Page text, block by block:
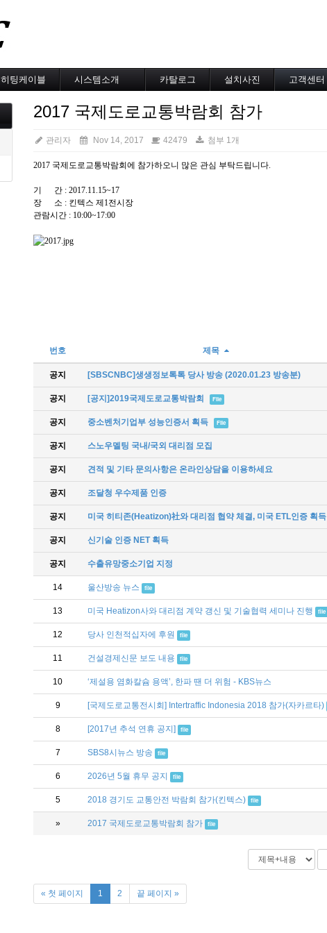
히팅케이블
스노우멜팅
지붕융설
시스템소개
지붕융설시스템
동파방지
산업용히터
카탈로그 설치사진 고객센터
2017 국제도로교통박람회 참가
관리자 Nov 14, 2017 42479 첨부 1개
2017 국제도로교통박람회에 참가하오니 많은 관심 부탁드립니다.
기 간 : 2017.11.15~17
장 소 : 킨텍스 제1전시장
관람시간 : 10:00~17:00
번호 제목
공지 [SBSCNBC]생생정보톡톡 당사 방송 (2020.01.23 방송분)
공지 [공지]2019국제도로교통박람회 File
공지 중소벤처기업부 성능인증서 획득 File
공지 스노우멜팅 국내/국외 대리점 모집
공지 견적 및 기타 문의사항은 온라인상담을 이용하세요
공지 조달청 우수제품 인증
공지 미국 히티존(Heatizon)社와 대리점 협약 체결, 미국 ETL인증 획득
공지 신기술 인증 NET 획득
공지 수출유망중소기업 지정
14 울산방송 뉴스 file
13 미국 Heatizon사와 대리점 계약 갱신 및 기술협력 세미나 진행 file
12 당사 인천적십자에 후원 file
11 건설경제신문 보도 내용 file
10 ‘제설용 염화칼슘 용액’, 한파 땐 더 위험 - KBS뉴스
9 [국제도로교통전시회] Intertraffic Indonesia 2018 참가(자카르타)
8 [2017년 추석 연휴 공지] file
7 SBS8시뉴스 방송 file
6 2026년 5월 휴무 공지 file
5 2018 경기도 교통안전 박람회 참가(킨텍스) file
» 2017 국제도로교통박람회 참가 file
« 첫 페이지 1 2 끝 페이지 »